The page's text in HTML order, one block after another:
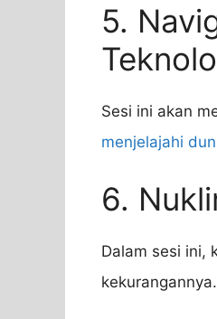
5.
Sesi ini akan
menjelajahi
6.
Dalam sesi ini,